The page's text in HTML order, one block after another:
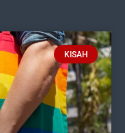
KISAH